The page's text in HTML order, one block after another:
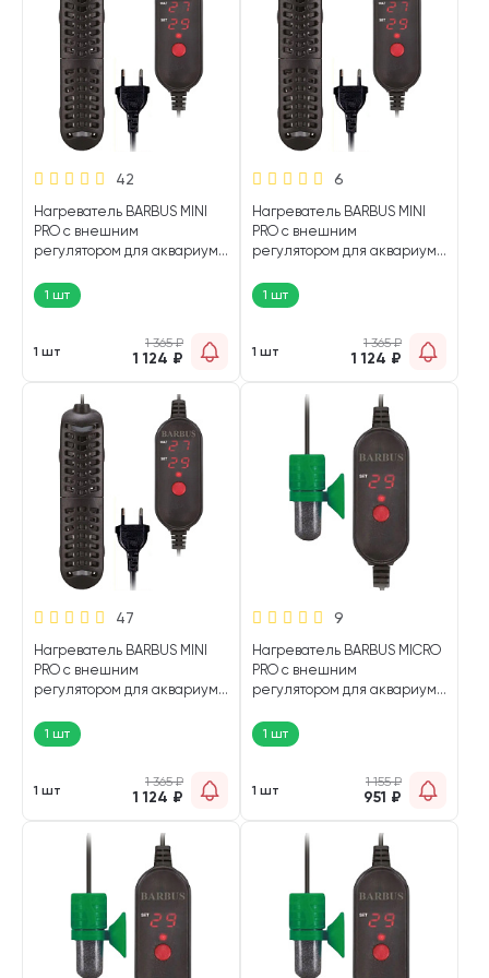
42
Нагреватель BARBUS MINI
PRO с внешним
регулятором для аквариума
1 шт
1 шт
1 365₽
1 124 ₽
6
Нагреватель BARBUS MINI
PRO с внешним
регулятором для аквариума
1 шт
1 шт
1 365₽
1 124 ₽
47
Нагреватель BARBUS MINI
PRO с внешним
регулятором для аквариума
1 шт
1 шт
1 365₽
1 124 ₽
9
Нагреватель BARBUS MICRO
PRO с внешним
регулятором для аквариума
1 шт
1 шт
1 155₽
951 ₽